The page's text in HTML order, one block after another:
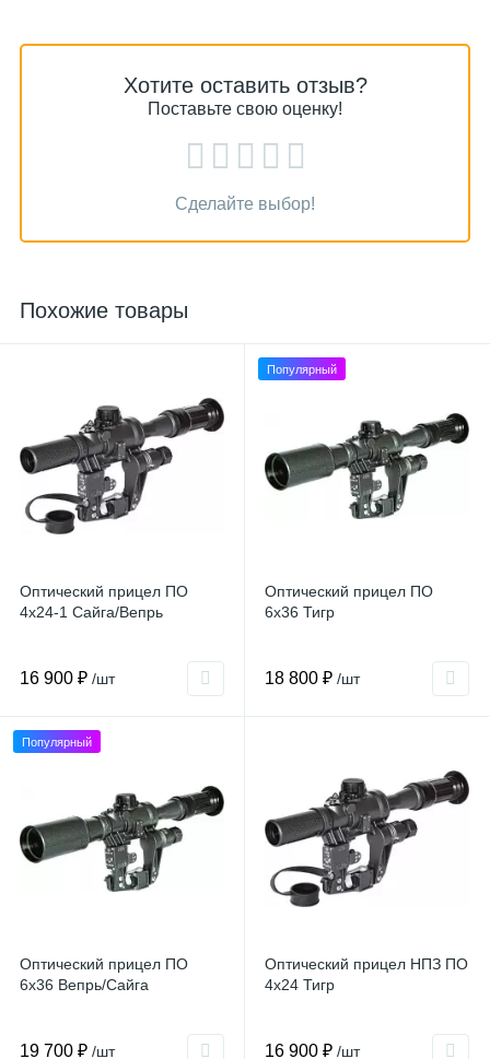
Хотите оставить отзыв?
Поставьте свою оценку!
Сделайте выбор!
Похожие товары
Оптический прицел ПО
4x24-1 Сайга/Вепрь
16 900 ₽ /шт
Популярный
Оптический прицел ПО
6x36 Тигр
18 800 ₽ /шт
Популярный
Оптический прицел ПО
6x36 Вепрь/Сайга
19 700 ₽ /шт
Оптический прицел НПЗ ПО
4x24 Тигр
16 900 ₽ /шт